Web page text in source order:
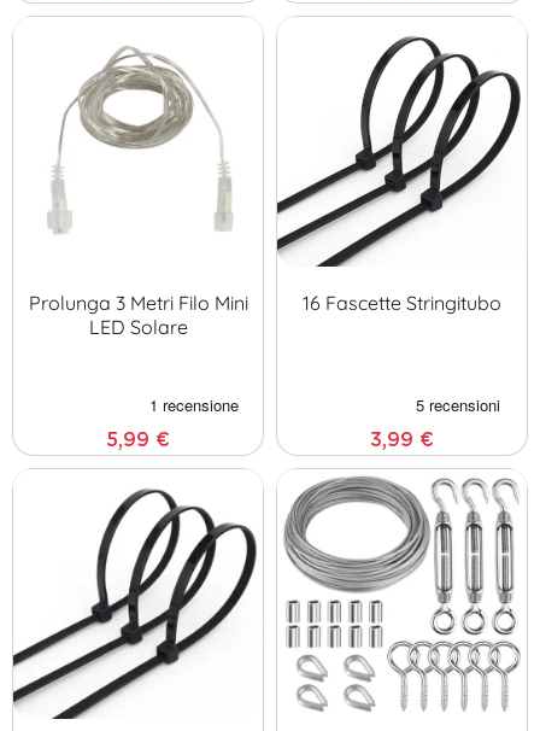
Prolunga 3 Metri Filo Mini
LED Solare
5,99 €
16 Fascette Stringitubo
3,99 €